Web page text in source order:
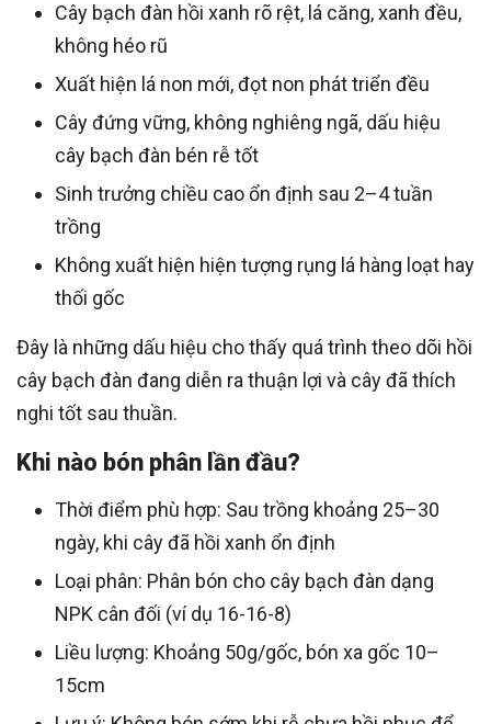
Cây bạch đàn hồi xanh rõ rệt, lá căng, xanh đều,
không héo rũ
Xuất hiện lá non mới, đọt non phát triển đều
Cây đứng vững, không nghiêng ngã, dấu hiệu
cây bạch đàn bén rễ tốt
Sinh trưởng chiều cao ổn định sau 2–4 tuần
trồng
Không xuất hiện hiện tượng rụng lá hàng loạt hay
thối gốc
Đây là những dấu hiệu cho thấy quá trình theo dõi hồi
cây bạch đàn đang diễn ra thuận lợi và cây đã thích
nghi tốt sau thuần.
Khi nào bón phân lần đầu?
Thời điểm phù hợp: Sau trồng khoảng 25–30
ngày, khi cây đã hồi xanh ổn định
Loại phân: Phân bón cho cây bạch đàn dạng
NPK cân đối (ví dụ 16-16-8)
Liều lượng: Khoảng 50g/gốc, bón xa gốc 10–
15cm